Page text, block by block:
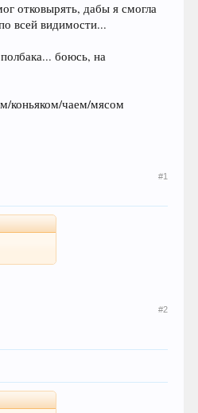
отковырять, дабы я смогла
всей видимости...
боюсь, на
коньяком/чаем/мясом
#1
#2